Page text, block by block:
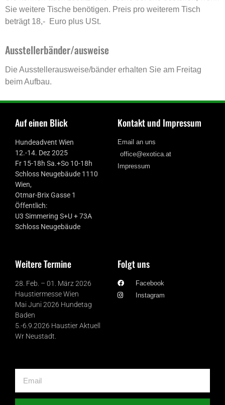
Sie weitere Tische benötigen. Preis pro weiterem Tisch
beträgt 18,- Euro plus USt.
Ausstellerbänder/ausweise
Die Ausstellerausweise/bänder erhalten Sie am Freitag
beim Aufbau.
Auf einen Blick
Hundeadvent Wien
12.-14. Dez 2025
Fr 15-18h Sa.+So 10-18h
Schloss Neugebäude 1110
Wien,
Otmar-Brix Gasse 1
Öffentlich:
U3 Simmering S+U + 73A
Schloss Neugebäude
Kontakt und Impressum
Email an uns
office@exotica.at
Impressum
Weitere Termine
28. Feb. – 01. März 2026
Haustiermesse Wien
Mai Juni 2026 Hundetag
Baden
5.-6.9.2026 Haustier Aktuell
Wr Neustadt.
Folgt uns
Facebook
Instagram